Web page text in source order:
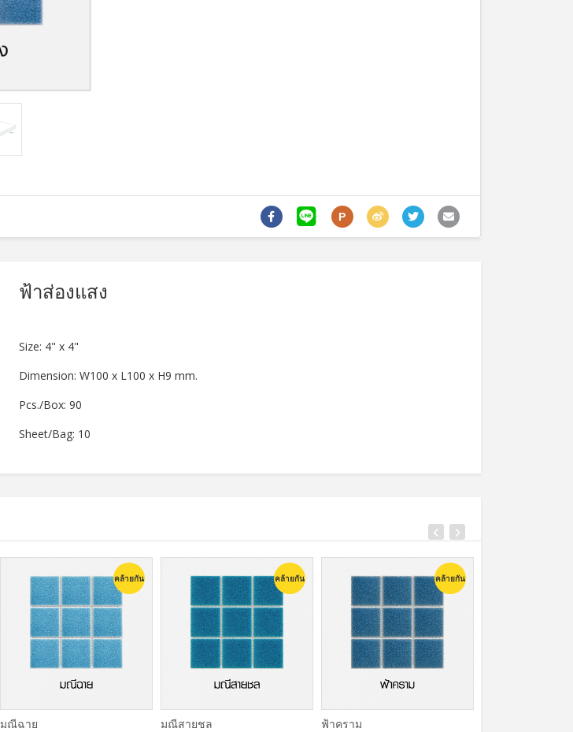
รายละเอียด
P
ฟ้าส่องแสง
Size: 4" x 4"
Dimension: W100 x L100 x H9 mm.
Pcs./Box: 90
Sheet/Bag: 10
คล้ายกัน
มณีฉาย
คล้ายกัน
มณีสายชล
คล้ายกัน
ฟ้าคราม